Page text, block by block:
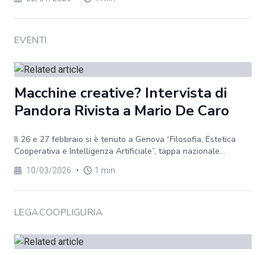
EVENTI
Macchine creative? Intervista di
Pandora Rivista a Mario De Caro
Il 26 e 27 febbraio si è tenuto a Genova “Filosofia, Estetica
Cooperativa e Intelligenza Artificiale”, tappa nazionale...
10/03/2026 • 1 min
LEGACOOPLIGURIA